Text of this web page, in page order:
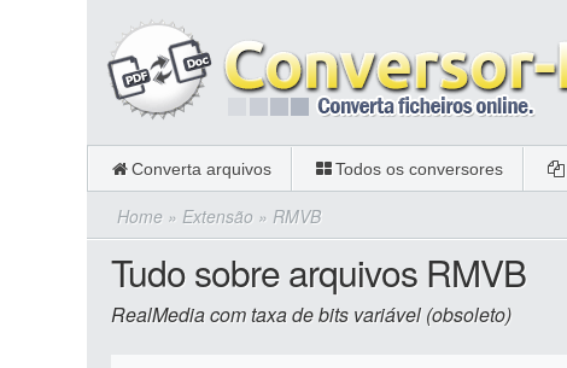
Converta arquivos Todos os conversores
Home » Extensão » RMVB
Tudo sobre arquivos RMVB
RealMedia com taxa de bits variável (obsoleto)